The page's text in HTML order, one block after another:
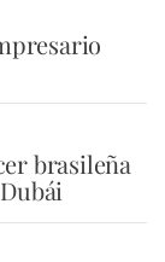
brasileña